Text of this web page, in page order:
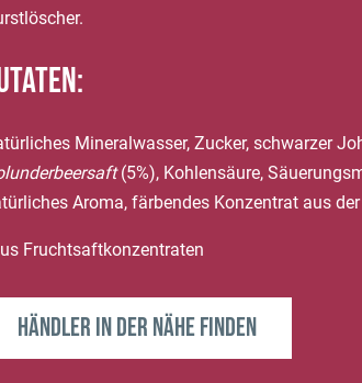
Mineralwasser, Zucker, schwarzer
(5%), Kohlensäure,
Aroma, färbendes Konzentrat aus
Fruchtsaftkonzentraten
Händler in der Nähe finden